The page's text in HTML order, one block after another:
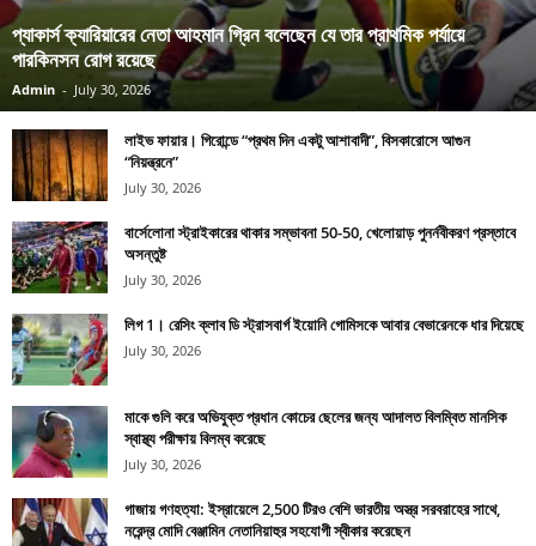
প্যাকার্স ক্যারিয়ারের নেতা আহমান গ্রিন বলেছেন যে তার প্রাথমিক পর্যায়ে
পারকিনসন রোগ রয়েছে
Admin - July 30, 2026
লাইভ ফায়ার। গিরোন্ডে “প্রথম দিন একটু আশাবাদী”, বিসকারোসে আগুন
“নিয়ন্ত্রনে”
July 30, 2026
বার্সেলোনা স্ট্রাইকারের থাকার সম্ভাবনা 50-50, খেলোয়াড় পুনর্নবীকরণ প্রস্তাবে
অসন্তুষ্ট
July 30, 2026
লিগ 1। রেসিং ক্লাব ডি স্ট্রাসবার্গ ইয়োনি গোমিসকে আবার বেভারেনকে ধার দিয়েছে
July 30, 2026
মাকে গুলি করে অভিযুক্ত প্রধান কোচের ছেলের জন্য আদালত বিলম্বিত মানসিক
স্বাস্থ্য পরীক্ষায় বিলম্ব করেছে
July 30, 2026
গাজায় গণহত্যা: ইস্রায়েলে 2,500 টিরও বেশি ভারতীয় অস্ত্র সরবরাহের সাথে,
নরেন্দ্র মোদি বেঞ্জামিন নেতানিয়াহুর সহযোগী স্বীকার করেছেন